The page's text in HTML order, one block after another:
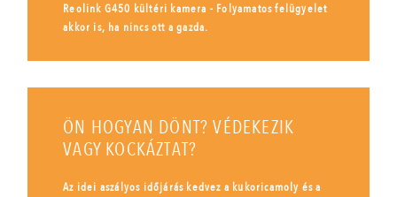
Reolink G450 kültéri kamera - Folyamatos felügyelet
akkor is, ha nincs ott a gazda.
ÖN HOGYAN DÖNT? VÉDEKEZIK
VAGY KOCKÁZTAT?
Az idei aszályos időjárás kedvez a kukoricamoly és a